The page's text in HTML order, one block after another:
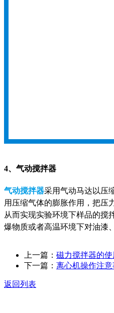
4、气动搅拌器
气动搅拌器采用气动马达以压
用压缩气体的膨胀作用，把压
从而实现实验环境下样品的搅
爆物质或者高温环境下对油漆
上一篇： 磁力搅拌器的
下一篇： 离心机操作注
返回列表